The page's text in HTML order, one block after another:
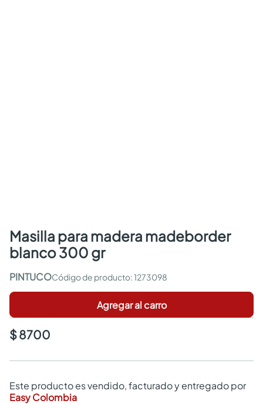
masilla para madera madeborder
blanco 300 gr
PINTUCO :1273098
Agregar al carro
$ 8700
Este producto es vendido, facturado y entregado por
Easy Colombia